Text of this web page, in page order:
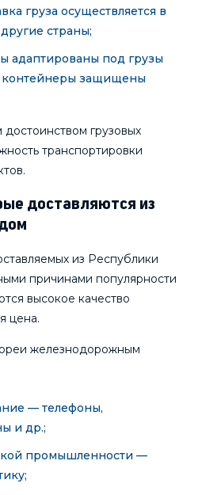
груза осуществляется в
страны;
адаптированы под грузы
контейнеры защищены
грузовых
транспортировки
доставляются из
из Республики
причинами популярности
высокое качество
цена.
железнодорожным
— телефоны,
и др.;
промышленности —